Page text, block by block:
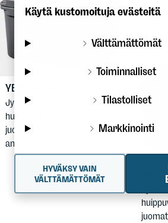
YETI
Jykevä kylmälaukku
huippuvalmistajalta, tilaa 28
juomatölkille ja reilulle
annokselle jäätä.
Käytä kustomoituja evästeitä
Välttämättömät
Toiminnalliset
Tilastolliset
Markkinointi
HYVÄKSY VAIN
VÄLTTÄMÄTTÖMÄT